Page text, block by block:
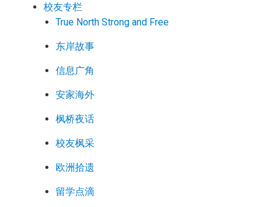
校友专栏
True North Strong and Free
东岸故事
信息广角
安家海外
枫桥夜话
校友枫采
欧洲拾遗
留学点滴